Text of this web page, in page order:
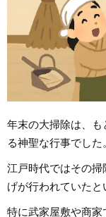
年末の大掃除は、
る神聖な行事でした
江戸時代ではその
げが行われていたと
特に武家屋敷や商